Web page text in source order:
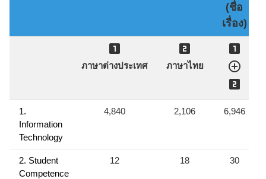
(ชื่อ
เรื่อง)

ภาษาต่างประเทศ

ภาษาไทย



1.
Information
Technology
4,840 2,106 6,946
2. Student
Competence
12 18 30